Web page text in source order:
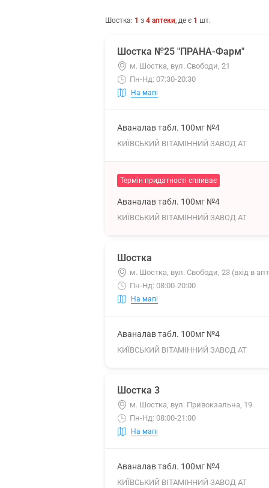
Шостка: 1 з 4 аптеки, де є 1 шт.
Шостка №25 "ПРАНА-Фарм"
м. Шостка, вул. Свободи, 21
Пн-Нд: 07:30-20:30
На мапі
Аваналав табл. 100мг №4
КИЇВСЬКИЙ ВІТАМІННИЙ ЗАВОД АТ
Термін придатності спливає
Аваналав табл. 100мг №4
КИЇВСЬКИЙ ВІТАМІННИЙ ЗАВОД АТ
Шостка
м. Шостка, вул. Свободи, 23 (вхід в
Пн-Нд: 08:00-20:00
На мапі
Аваналав табл. 100мг №4
КИЇВСЬКИЙ ВІТАМІННИЙ ЗАВОД АТ
Шостка 3
м. Шостка, вул. Привокзальна, 19
Пн-Нд: 08:00-21:00
На мапі
Аваналав табл. 100мг №4
КИЇВСЬКИЙ ВІТАМІННИЙ ЗАВОД АТ